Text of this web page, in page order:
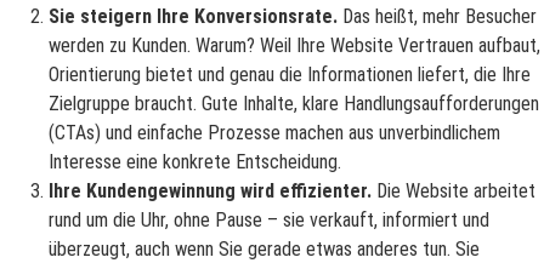
Sie steigern Ihre Konversionsrate. Das heißt, mehr Besucher
werden zu Kunden. Warum? Weil Ihre Website Vertrauen aufbaut,
Orientierung bietet und genau die Informationen liefert, die Ihre
Zielgruppe braucht. Gute Inhalte, klare Handlungsaufforderungen
(CTAs) und einfache Prozesse machen aus unverbindlichem
Interesse eine konkrete Entscheidung.
Ihre Kundengewinnung wird effizienter. Die Website arbeitet
rund um die Uhr, ohne Pause – sie verkauft, informiert und
überzeugt, auch wenn Sie gerade etwas anderes tun. Sie